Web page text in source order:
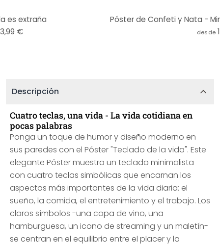
es extraña
€
desde
Descripción
Cuatro teclas, una vida - La vida cotidiana en
pocas palabras
Ponga un toque de humor y diseño moderno en
sus paredes con el Póster "Teclado de la vida". Este
elegante Póster muestra un teclado minimalista
con cuatro teclas simbólicas que encarnan los
aspectos más importantes de la vida diaria: el
sueño, la comida, el entretenimiento y el trabajo. Los
claros símbolos -una copa de vino, una
hamburguesa, un icono de streaming y un maletín-
se centran en el equilibrio entre el placer y la